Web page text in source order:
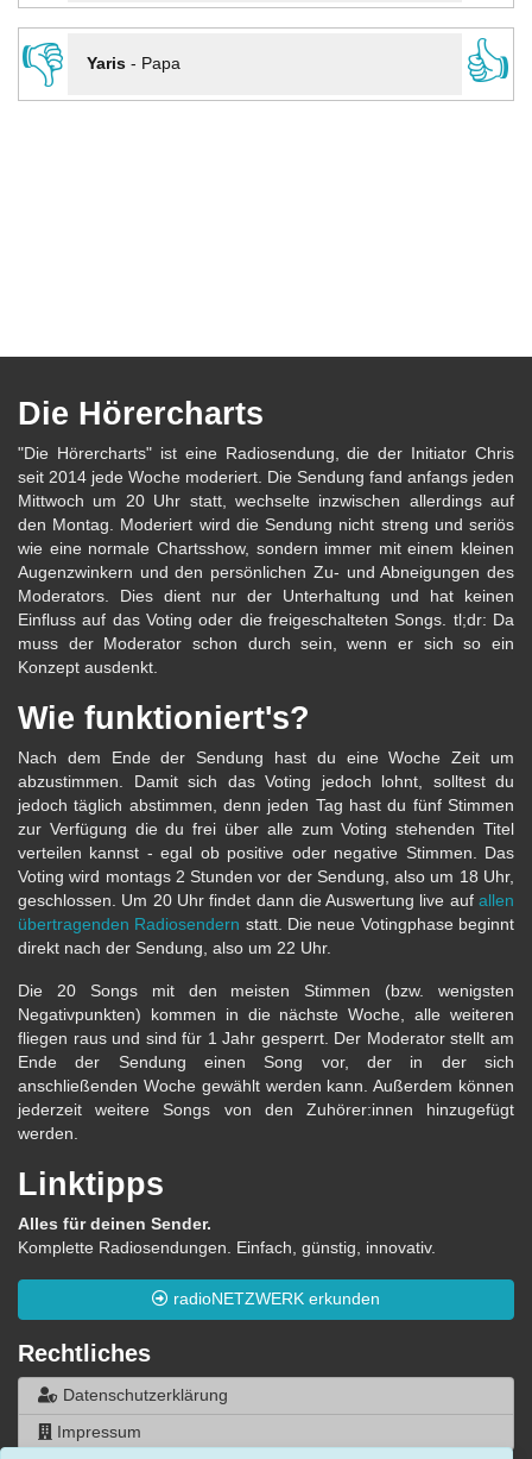
👎
Yaris- Papa 👍
Die Hörercharts
"Die Hörercharts" ist eine Radiosendung, die der Initiator Chris
seit 2014 jede Woche moderiert. Die Sendung fand anfangs jeden
Mittwoch um 20 Uhr statt, wechselte inzwischen allerdings auf
den Montag. Moderiert wird die Sendung nicht streng und seriös
wie eine normale Chartsshow, sondern immer mit einem kleinen
Augenzwinkern und den persönlichen Zu- und Abneigungen des
Moderators. Dies dient nur der Unterhaltung und hat keinen
Einfluss auf das Voting oder die freigeschalteten Songs. tl;dr: Da
muss der Moderator schon durch sein, wenn er sich so ein
Konzept ausdenkt.
Wie funktioniert's?
Nach dem Ende der Sendung hast du eine Woche Zeit um
abzustimmen. Damit sich das Voting jedoch lohnt, solltest du
jedoch täglich abstimmen, denn jeden Tag hast du fünf Stimmen
zur Verfügung die du frei über alle zum Voting stehenden Titel
verteilen kannst - egal ob positive oder negative Stimmen. Das
Voting wird montags 2 Stunden vor der Sendung, also um 18 Uhr,
geschlossen. Um 20 Uhr findet dann die Auswertung live auf allen
übertragenden Radiosendern statt. Die neue Votingphase beginnt
direkt nach der Sendung, also um 22 Uhr.
Die 20 Songs mit den meisten Stimmen (bzw. wenigsten
Negativpunkten) kommen in die nächste Woche, alle weiteren
fliegen raus und sind für 1 Jahr gesperrt. Der Moderator stellt am
Ende der Sendung einen Song vor, der in der sich
anschließenden Woche gewählt werden kann. Außerdem können
jederzeit weitere Songs von den Zuhörer:innen hinzugefügt
werden.
Linktipps
Alles für deinen Sender.
Komplette Radiosendungen. Einfach, günstig, innovativ.
radioNETZWERK erkunden
Rechtliches
Datenschutzerklärung
Impressum